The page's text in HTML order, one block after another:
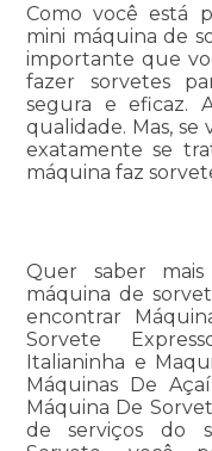
Como você está
mini máquina de
importante que
fazer sorvetes
segura e eficaz.
qualidade. Mas,
exatamente se
máquina faz
Quer saber
máquina de
encontrar
Sorvete
Italianinha e
Máquinas De
Máquina De
de serviços do